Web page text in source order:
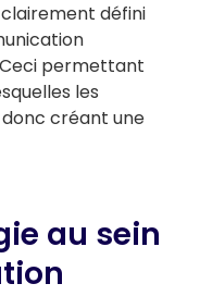
défini
permettant
les
créant une
au sein